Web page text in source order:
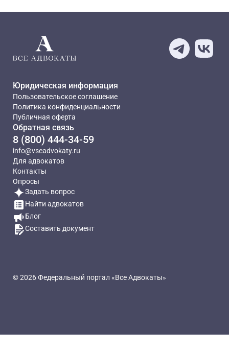
Юридическая информация
Пользовательское соглашение
Политика конфиденциальности
Публичная оферта
Обратная связь
8 (800) 444-34-59
info@vseadvokaty.ru
Для адвокатов
Контакты
Опросы
Задать вопрос
Найти адвокатов
Блог
Составить документ
© 2026 Федеральный портал «Все Адвокаты»